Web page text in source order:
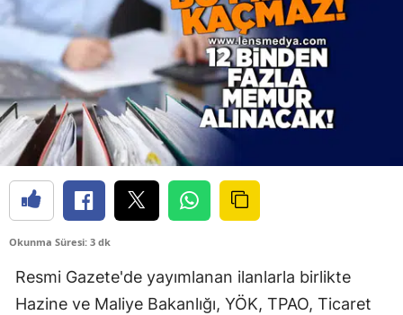
Okunma Süresi: 3 dk
Resmi Gazete'de yayımlanan ilanlarla birlikte
Hazine ve Maliye Bakanlığı, YÖK, TPAO, Ticaret